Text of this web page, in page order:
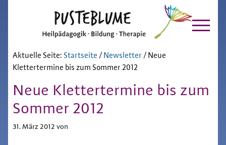
Hauptnavigation
content
Pusteblume
Chiemgau
Aktuelle Seite: Startseite / Newsletter /Neue
Klettertermine bis zum Sommer 2012
Neue Klettertermine bis zum
Sommer 2012
31. März 2012 von